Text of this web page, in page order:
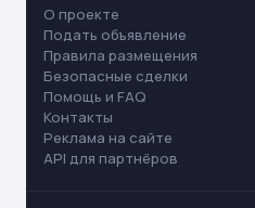
О проекте
Подать объявление
Правила размещения
Безопасные сделки
Помощь и FAQ
Контакты
Реклама на сайте
API для партнёров